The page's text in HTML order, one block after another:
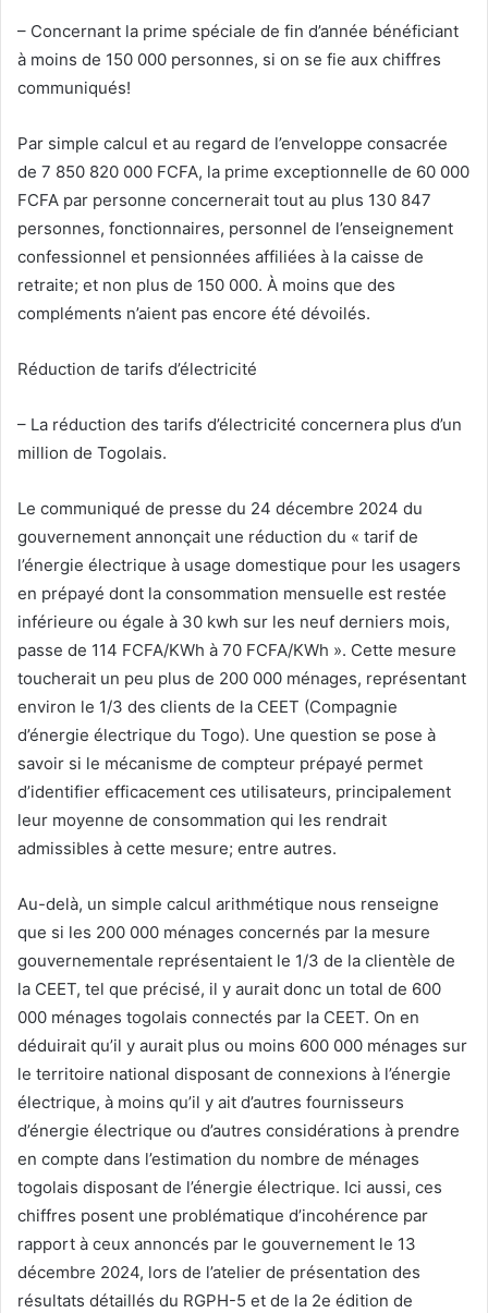
– Concernant la prime spéciale de fin d’année bénéficiant
à moins de 150 000 personnes, si on se fie aux chiffres
communiqués!
Par simple calcul et au regard de l’enveloppe consacrée
de 7 850 820 000 FCFA, la prime exceptionnelle de 60 000
FCFA par personne concernerait tout au plus 130 847
personnes, fonctionnaires, personnel de l’enseignement
confessionnel et pensionnées affiliées à la caisse de
retraite; et non plus de 150 000. À moins que des
compléments n’aient pas encore été dévoilés.
Réduction de tarifs d’électricité
– La réduction des tarifs d’électricité concernera plus d’un
million de Togolais.
Le communiqué de presse du 24 décembre 2024 du
gouvernement annonçait une réduction du « tarif de
l’énergie électrique à usage domestique pour les usagers
en prépayé dont la consommation mensuelle est restée
inférieure ou égale à 30 kwh sur les neuf derniers mois,
passe de 114 FCFA/KWh à 70 FCFA/KWh ». Cette mesure
toucherait un peu plus de 200 000 ménages, représentant
environ le 1/3 des clients de la CEET (Compagnie
d’énergie électrique du Togo). Une question se pose à
savoir si le mécanisme de compteur prépayé permet
d’identifier efficacement ces utilisateurs, principalement
leur moyenne de consommation qui les rendrait
admissibles à cette mesure; entre autres.
Au-delà, un simple calcul arithmétique nous renseigne
que si les 200 000 ménages concernés par la mesure
gouvernementale représentaient le 1/3 de la clientèle de
la CEET, tel que précisé, il y aurait donc un total de 600
000 ménages togolais connectés par la CEET. On en
déduirait qu’il y aurait plus ou moins 600 000 ménages sur
le territoire national disposant de connexions à l’énergie
électrique, à moins qu’il y ait d’autres fournisseurs
d’énergie électrique ou d’autres considérations à prendre
en compte dans l’estimation du nombre de ménages
togolais disposant de l’énergie électrique. Ici aussi, ces
chiffres posent une problématique d’incohérence par
rapport à ceux annoncés par le gouvernement le 13
décembre 2024, lors de l’atelier de présentation des
résultats détaillés du RGPH-5 et de la 2e édition de